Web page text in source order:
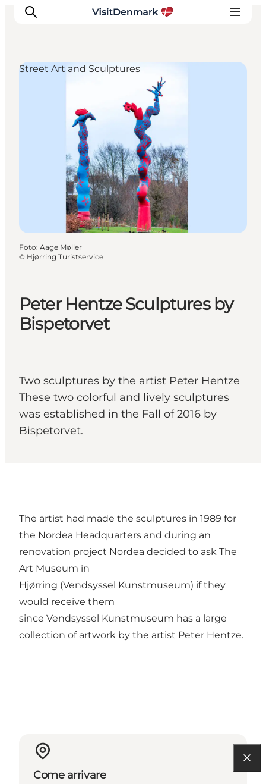
Dove andare
Cosa fare
Dove dormire
Pianifica il viaggio
Peter Hentze Sculptures by
Bispetorvet
Two sculptures by the artist Peter Hentze
These two colorful and lively sculptures
was established in the Fall of 2016 by
Bispetorvet.
Street Art and Sculptures
Foto: Aage Møller
© Hjørring Turistservice
The artist had made the sculptures in 1989 for
the Nordea Headquarters and during an
renovation project Nordea decided to ask The
Art Museum in
Hjørring (Vendsyssel Kunstmuseum) if they
would receive them
since Vendsyssel Kunstmuseum has a large
collection of artwork by the artist Peter Hentze.
Come arrivare